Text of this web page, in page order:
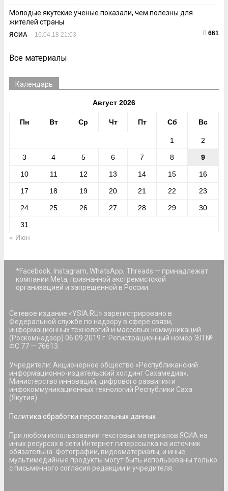
Молодые якутские ученые показали, чем полезны для
жителей страны
ЯСИА - 16.04.18 21:03 661
Все материалы
Календарь
Август 2026
Пн Вт Ср Чт Пт Сб Вс
1 2
3 4 5 6 7 8 9
10 11 12 13 14 15 16
17 18 19 20 21 22 23
24 25 26 27 28 29 30
31
« Июн
*Facebook, Instagram, WhatsApp, Threads — принадлежат
компании Meta, признанной экстремистской
организацией и запрещенной в России.
Сетевое издание «YSIA.RU» зарегистрировано в
Федеральной службе по надзору в сфере связи,
информационных технологий и массовых коммуникаций
(Роскомнадзор) 06.09.2019 г. Регистрационный номер ЭЛ №
ФС 77 — 76613.
Учредители: Акционерное общество «Республиканский
информационно-издательский холдинг Сахамедиа»,
Министерство инноваций, цифрового развития и
инфокоммуникационных технологий Республики Саха
(Якутия).
Политика обработки персональных данных
При любом использовании текстовых материалов ЯСИА на
иных ресурсах в сети Интернет гиперссылка на источник
обязательна. Фотографии, видеоматериалы, и иные
мультимедийные продукты могут быть использованы только
с письменного согласия редакции и учредителя.